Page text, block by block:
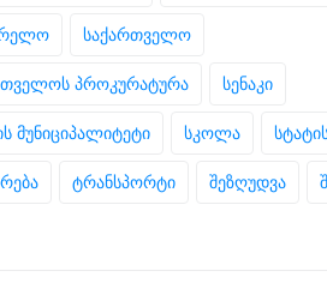
საქართველო
პროკურატურა სენაკი
მუნიციპალიტეტი სკოლა
ტრანსპორტი შეზღუდვა